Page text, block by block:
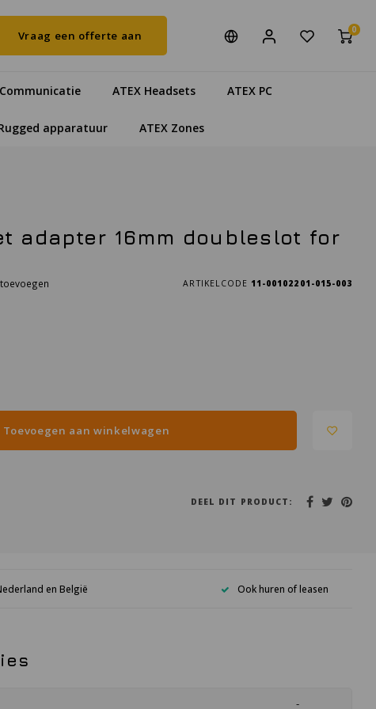
Vraag een offerte aan 0
ATEX Headsets ATEX PC
apparatuur ATEX Zones
adapter 16mm doubleslot for
ARTIKELCODE 11-00102201-015-003
Toevoegen aan winkelwagen
DEEL DIT PRODUCT:
en België Ook huren of leasen
-